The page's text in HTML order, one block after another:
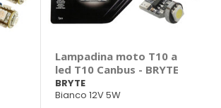
Lampadina moto T10 a
led T10 Canbus - BRYTE
BRYTE
Bianco 12V 5W